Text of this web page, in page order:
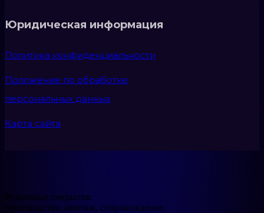
Юридическая информация
Политика конфиденциальности
Положение по обработке
персональных данных
Карта сайта
Резиновые покрытия:
производство, монтаж, сопровождение.